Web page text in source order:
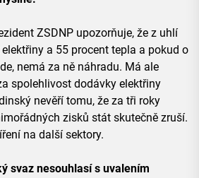
ZSDNP upozorňuje, že z uhlí
a 55 procent tepla a pokud o
nemá za ně náhradu. Má ale
spolehlivost dodávky elektřiny
nevěří tomu, že za tři roky
zisků stát skutečně zruší.
na další sektory.
svaz nesouhlasí s uvalením